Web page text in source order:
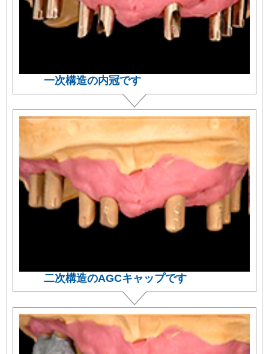
一次構造の内冠です
二次構造のAGCキャップです